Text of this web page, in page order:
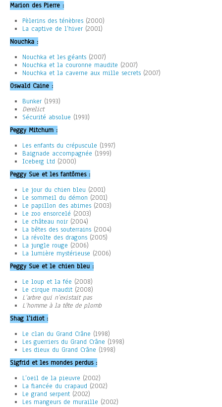
Marion des Pierre :
Pèlerins des ténèbres (2000)
La captive de l’hiver (2001)
Nouchka :
Nouchka et les géants (2007)
Nouchka et la couronne maudite (2007)
Nouchka et la caverne aux mille secrets (2007)
Oswald Caine :
Bunker (1993)
Derelict
Sécurité absolue (1993)
Peggy Mitchum :
Les enfants du crépuscule (1997)
Baignade accompagnée (1999)
Iceberg Ltd (2000)
Peggy Sue et les fantômes :
Le jour du chien bleu (2001)
Le sommeil du démon (2001)
Le papillon des abimes (2003)
Le zoo ensorcelé (2003)
Le château noir (2004)
La bêtes des souterrains (2004)
La révolte des dragons (2005)
La jungle rouge (2006)
La lumière mystérieuse (2006)
Peggy Sue et le chien bleu :
Le loup et la fée (2008)
Le cirque maudit (2008)
L’arbre qui n’existait pas
L’homme à la tête de plomb
Shag l’idiot :
Le clan du Grand Crâne (1998)
Les guerriers du Grand Crâne (1998)
Les dieux du Grand Crâne (1998)
Sigfrid et les mondes perdus :
L’oeil de la pieuvre (2002)
La fiancée du crapaud (2002)
Le grand serpent (2002)
Les mangeurs de muraille (2002)